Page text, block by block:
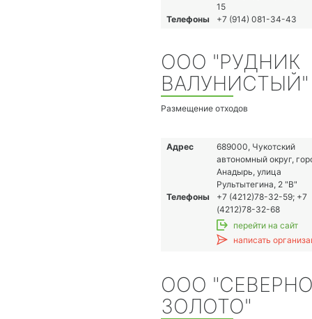
15
Телефоны
+7 (914) 081-34-43
ООО "РУДНИК
ВАЛУНИСТЫЙ"
Размещение отходов
Адрес
689000, Чукотский
автономный округ,
Анадырь, улица
Рультытегина, 2 "B"
Телефоны
+7 (4212)78-32-59; +7
(4212)78-32-68
перейти на сайт
написать
ООО
ЗОЛОТО"